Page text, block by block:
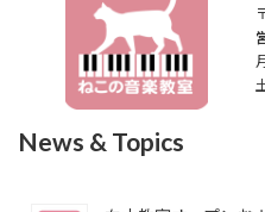
News & Topics